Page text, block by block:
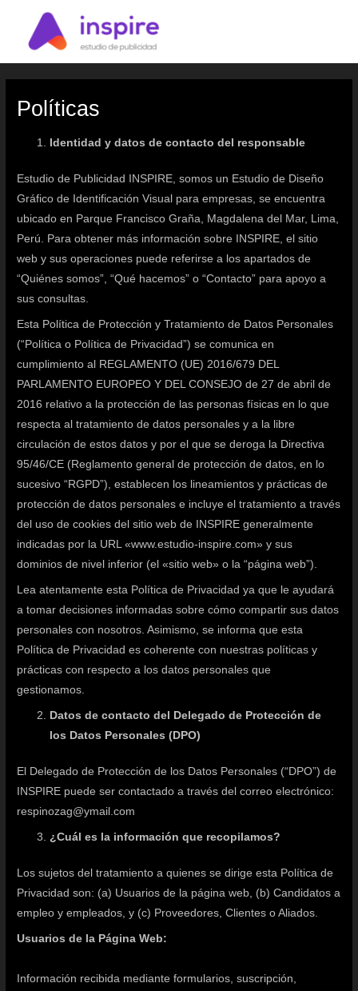
contenido
Políticas
Identidad y datos de contacto del responsable
Estudio de Publicidad INSPIRE, somos un Estudio de Diseño
Gráfico de Identificación Visual para empresas, se encuentra
ubicado en Parque Francisco Graña, Magdalena del Mar, Lima,
Perú. Para obtener más información sobre INSPIRE, el sitio
web y sus operaciones puede referirse a los apartados de
“Quiénes somos”, “Qué hacemos” o “Contacto” para apoyo a
sus consultas.
Esta Política de Protección y Tratamiento de Datos Personales
(“Política o Política de Privacidad”) se comunica en
cumplimiento al REGLAMENTO (UE) 2016/679 DEL
PARLAMENTO EUROPEO Y DEL CONSEJO de 27 de abril de
2016 relativo a la protección de las personas físicas en lo que
respecta al tratamiento de datos personales y a la libre
circulación de estos datos y por el que se deroga la Directiva
95/46/CE (Reglamento general de protección de datos, en lo
sucesivo “RGPD”), establecen los lineamientos y prácticas de
protección de datos personales e incluye el tratamiento a través
del uso de cookies del sitio web de INSPIRE generalmente
indicadas por la URL «www.estudio-inspire.com» y sus
dominios de nivel inferior (el «sitio web» o la “página web”).
Lea atentamente esta Política de Privacidad ya que le ayudará
a tomar decisiones informadas sobre cómo compartir sus datos
personales con nosotros. Asimismo, se informa que esta
Política de Privacidad es coherente con nuestras políticas y
prácticas con respecto a los datos personales que
gestionamos.
Datos de contacto del Delegado de Protección de
los Datos Personales (DPO)
El Delegado de Protección de los Datos Personales (“DPO”) de
INSPIRE puede ser contactado a través del correo electrónico:
respinozag@ymail.com
¿Cuál es la información que recopilamos?
Los sujetos del tratamiento a quienes se dirige esta Política de
Privacidad son: (a) Usuarios de la página web, (b) Candidatos a
empleo y empleados, y (c) Proveedores, Clientes o Aliados.
Usuarios de la Página Web:
Información recibida mediante formularios, suscripción,